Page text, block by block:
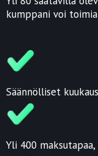
kumppani voi
Säännölliset
Yli 400